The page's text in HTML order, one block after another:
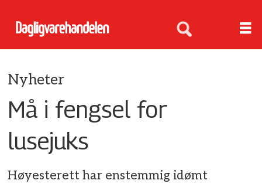
Nyheter
Må i fengsel for
lusejuks
Høyesterett har enstemmig idømt